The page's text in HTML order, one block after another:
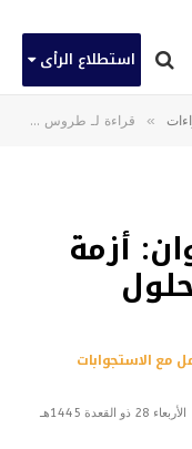
استطلاع الرأى
» قراءة لـ طروس بعنوان: أزمة «الوزير المحلل» والحلول الدستورية
أزمة
مع الاستجوابات
الأربعاء 28 ذو القعدة 1445هـ